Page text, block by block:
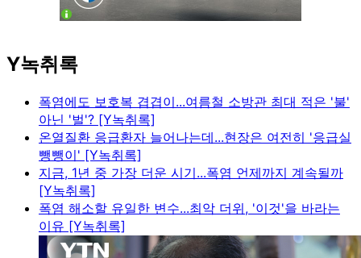
Y녹취록
폭염에도 보호복 겹겹이...여름철 소방관 최대 적은 '불'
아닌 '벌'? [Y녹취록]
온열질환 응급환자 늘어나는데...현장은 여전히 '응급실
뺑뺑이' [Y녹취록]
지금, 1년 중 가장 더운 시기...폭염 언제까지 계속될까
[Y녹취록]
폭염 해소할 유일한 변수...최악 더위, '이것'을 바라는
이유 [Y녹취록]